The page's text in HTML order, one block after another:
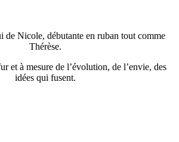
de Nicole, débutante en ruban tout comme
Thérèse.
et à mesure de l’évolution, de l’envie, des
idées qui fusent.